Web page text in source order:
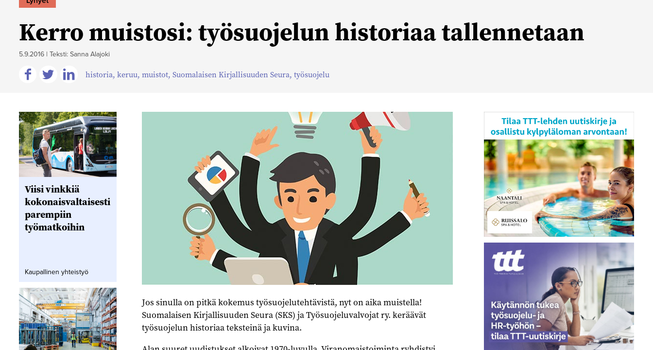
Kerro muistosi: työsuojelun historiaa tallennetaan
5.9.2016 | Teksti: Sanna Alajoki
Facebookissa
Twitterissä
Linkedinissä
historia, keruu, muistot, Suomalaisen Kirjallisuuden Seura, työsuojelu
Jos sinulla on pitkä kokemus työsuojelutehtävistä, nyt on aika muistella!
Suomalaisen Kirjallisuuden Seura (SKS) ja Työsuojeluvalvojat ry. keräävät
työsuojelun historiaa teksteinä ja kuvina.
Viisi vinkkiä
kokonaisvaltaisesti
parempiin
työmatkoihin
Kaupallinen yhteistyö